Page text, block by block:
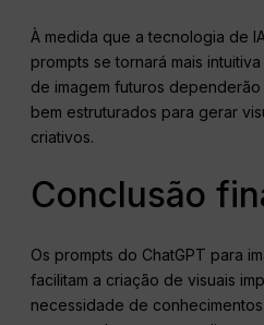
À medida que a tecnologia de
prompts se tornará mais
de imagem futuros
bem estruturados para gerar
criativos.
Conclusão
Os prompts do ChatGPT para
facilitam a criação de visuais
necessidade de